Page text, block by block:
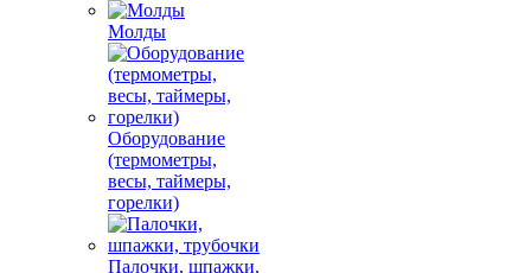
Молды
Оборудование
(термометры,
весы, таймеры,
горелки)
Палочки, шпажки,